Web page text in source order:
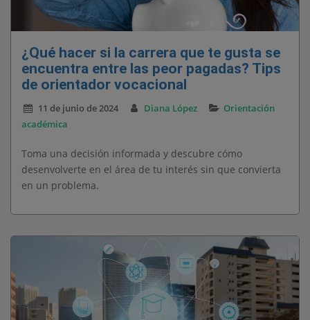
¿Qué hacer si la carrera que te gusta se
encuentra entre las peor pagadas? Tips
de orientador vocacional
11 de junio de 2024 Diana López
Orientación
académica
Toma una decisión informada y descubre cómo
desenvolverte en el área de tu interés sin que convierta
en un problema.